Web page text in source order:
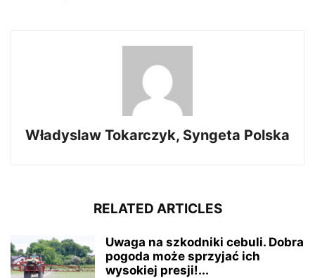
Władyslaw Tokarczyk, Syngeta Polska
RELATED ARTICLES
Uwaga na szkodniki cebuli. Dobra
pogoda może sprzyjać ich
wysokiej presji!...